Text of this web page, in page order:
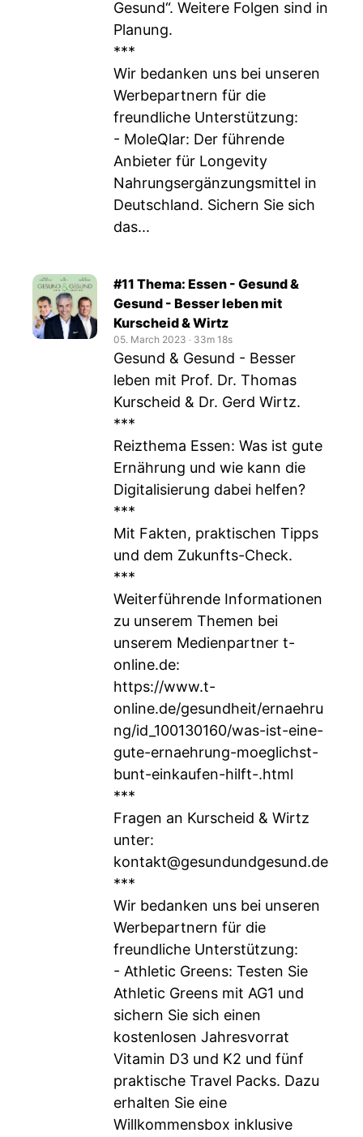
Gesund“. Weitere Folgen sind in
Planung.
***
Wir bedanken uns bei unseren
Werbepartnern für die
freundliche Unterstützung:
- MoleQlar: Der führende
Anbieter für Longevity
Nahrungsergänzungsmittel in
Deutschland. Sichern Sie sich
das...
#11 Thema: Essen - Gesund &
Gesund - Besser leben mit
Kurscheid & Wirtz
05. March 2023 ‧ 33m 18s
Gesund & Gesund - Besser
leben mit Prof. Dr. Thomas
Kurscheid & Dr. Gerd Wirtz.
***
Reizthema Essen: Was ist gute
Ernährung und wie kann die
Digitalisierung dabei helfen?
***
Mit Fakten, praktischen Tipps
und dem Zukunfts-Check.
***
Weiterführende Informationen
zu unserem Themen bei
unserem Medienpartner t-
online.de:
https://www.t-
online.de/gesundheit/ernaehru
ng/id_100130160/was-ist-eine-
gute-ernaehrung-moeglichst-
bunt-einkaufen-hilft-.html
***
Fragen an Kurscheid & Wirtz
unter:
kontakt@gesundundgesund.de
***
Wir bedanken uns bei unseren
Werbepartnern für die
freundliche Unterstützung:
- Athletic Greens: Testen Sie
Athletic Greens mit AG1 und
sichern Sie sich einen
kostenlosen Jahresvorrat
Vitamin D3 und K2 und fünf
praktische Travel Packs. Dazu
erhalten Sie eine
Willkommensbox inklusive